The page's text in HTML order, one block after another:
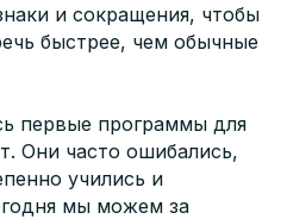
и сокращения, чтобы
быстрее, чем обычные
первые программы для
Они часто ошибались,
учились и
мы можем за